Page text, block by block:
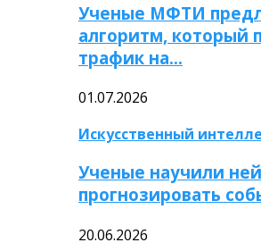
Ученые МФТИ
алгоритм, который
трафик на…
01.07.2026
Искусственный
Ученые научили
прогнозировать
20.06.2026